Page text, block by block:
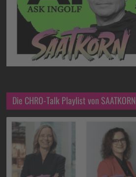
Die CHRO-Talk Playlist von SAATKORN